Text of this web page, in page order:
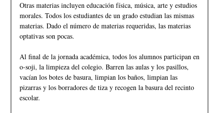
Otras materias incluyen educación física, música, arte y estudios
morales. Todos los estudiantes de un grado estudian las mismas
materias. Dado el número de materias requeridas, las materias
optativas son pocas.
Al final de la jornada académica, todos los alumnos participan en
o-soji, la limpieza del colegio. Barren las aulas y los pasillos,
vacían los botes de basura, limpian los baños, limpian las
pizarras y los borradores de tiza y recogen la basura del recinto
escolar.